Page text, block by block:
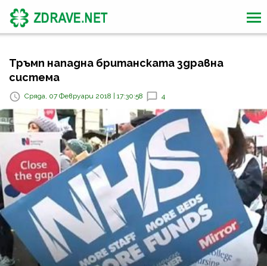
Тръмп нападна британската здравна
система
Сряда, 07 Февруари 2018 | 17:30:58 4